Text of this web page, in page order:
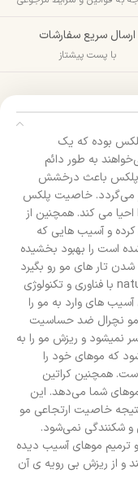
ارسال سریع سفارشات
با پست پیشتاز
بوده که یک
به طور دائم
پلکس باعث درخشش
می‌گردد. خاصیت پلکس
می کند. همچنین از
و آسیب هایی که
است را بهبود بخشیده
تار های مو رو بگیرد
و حالت ارتجاعی مو را حفظ کند. رنگ موی natural با فناوری و تکنولوژی
های وارد به مو را
مو نچرال ضد حساسیت
و ریزش مو را به
که موهای خود را
است. همچنین کراتین
شما می‌دهد. این
خاصیت ارتجاعی مو
و شکنندگی نمی‌شود.
ترمیم موهای آسیب دیده
و از ریزش بی رویه ی آن